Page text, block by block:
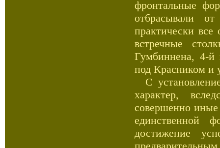
фронтальные
отбрасывали
практически
встречные
Гумбиннена, 4-й
под Красником и
С
характер,
совершенно
единственной
достижение